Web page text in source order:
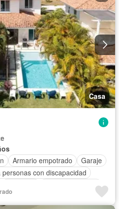
Casa
Armario empotrado
Garaje
con discapacidad
Vista panorámica